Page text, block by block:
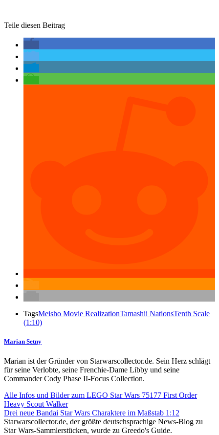
Teile diesen Beitrag
TagsMeisho Movie RealizationTamashii NationsTenth Scale
(1:10)
Marian Setny
Marian ist der Gründer von Starwarscollector.de. Sein Herz schlägt
für seine Verlobte, seine Frenchie-Dame Libby und seine
Commander Cody Phase II-Focus Collection.
Alle Infos und Bilder zum LEGO Star Wars 75177 First Order
Heavy Scout Walker
Drei neue Bandai Star Wars Charaktere im Maßstab 1:12
Starwarscollector.de, der größte deutschsprachige News-Blog zu
Star Wars-Sammlerstücken, wurde zu Greedo's Guide.